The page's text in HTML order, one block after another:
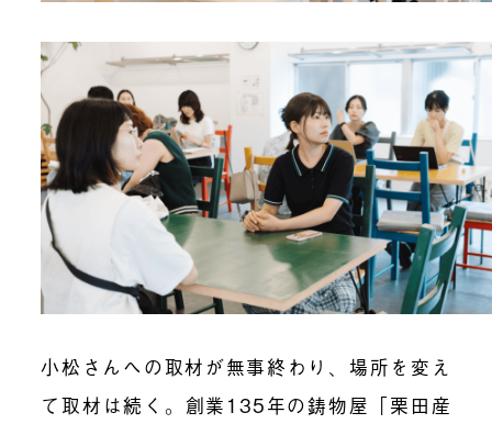
小松さんへの取材が無事終わり、場所を変え
て取材は続く。創業135年の鋳物屋「栗田産